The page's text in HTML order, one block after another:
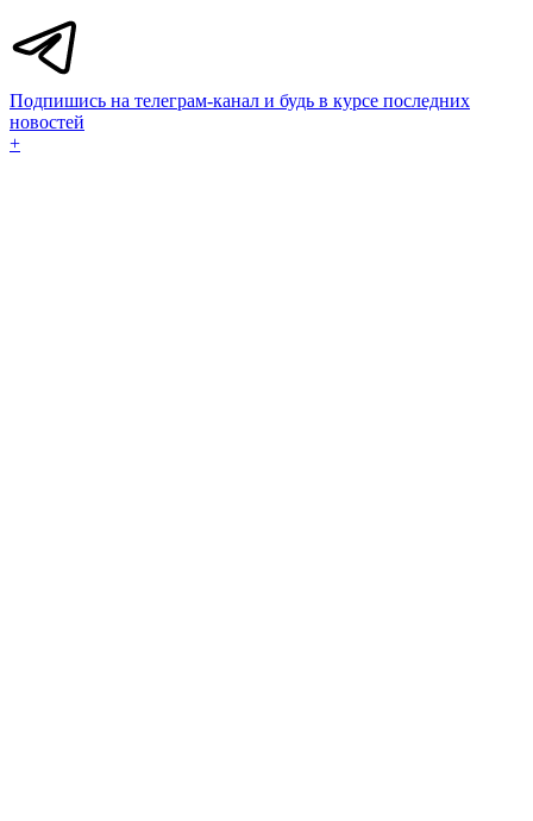
Подпишись на телеграм-канал и будь в курсе последних
новостей
+